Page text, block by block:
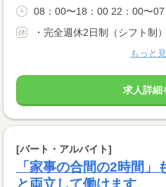
08：00〜18：00 22：00〜
・完全週休2日制（シフト制
もっと
求人詳細
[パート・アルバイト]
「家事の合間の2時間